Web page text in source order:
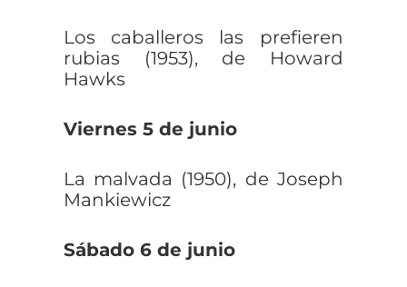
Los caballeros las prefieren
rubias (1953), de Howard
Hawks
Viernes 5 de junio
La malvada (1950), de Joseph
Mankiewicz
Sábado 6 de junio